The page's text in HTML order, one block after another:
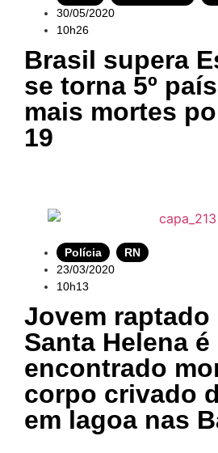
30/05/2020
10h26
Brasil supera
se torna 5º
mais mortes
19
Polícia
RN
23/03/2020
10h13
Jovem raptado
Santa Helena é
encontrado
corpo crivado
em lagoa nas